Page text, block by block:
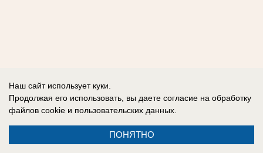
Наш сайт использует куки.
Продолжая его использовать, вы даете согласие на обработку
файлов cookie и пользовательских данных.
ПОНЯТНО